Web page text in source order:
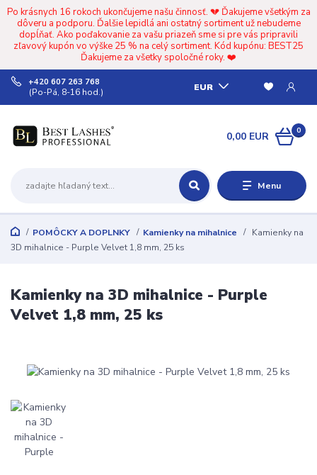
Po krásnych 16 rokoch ukončujeme našu činnosť. 💔 Ďakujeme všetkým za
dôveru a podporu. Ďalšie lepidlá ani ostatný sortiment už nebudeme
dopĺňať. Ako poďakovanie za vašu priazeň sme si pre vás pripravili
zľavový kupón vo výške 25 % na celý sortiment. Kód kupónu: BEST25
Ďakujeme za všetky spoločné roky. ❤️
Menu
EUR
+420 607 263 768
(Po-Pá, 8-16 hod.)
0
0,00 EUR
POMÔCKY A DOPLNKY Kamienky na mihalnice
Kamienky na
3D mihalnice - Purple Velvet 1,8 mm, 25 ks
Kamienky na 3D mihalnice - Purple
Velvet 1,8 mm, 25 ks